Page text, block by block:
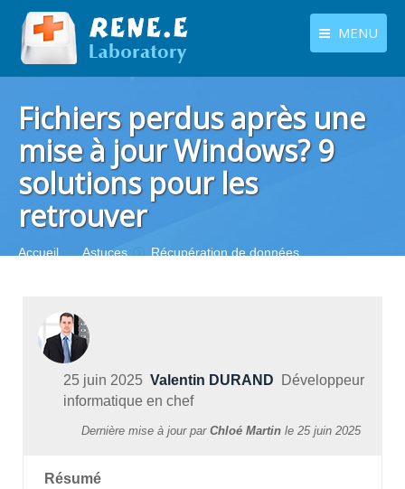
MENU
Centre de téléchargement
Boutique
Contactez-nous
Langues
Fichiers perdus après une
mise à jour Windows? 9
solutions pour les
retrouver
Vous êtes ici :
Accueil Astuces Récupération de données
25 juin 2025 Valentin DURAND Développeur
informatique en chef
Dernière mise à jour par Chloé Martin le 25 juin 2025
Résumé